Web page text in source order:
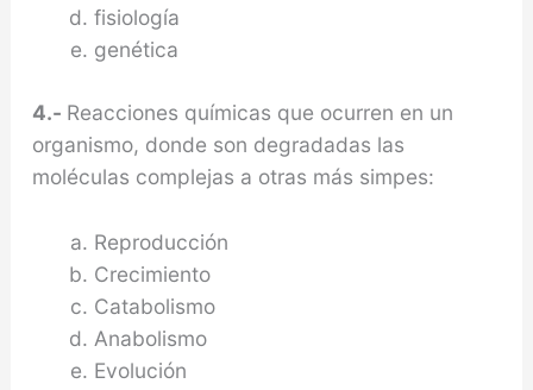
fisiología
genética
4.- Reacciones químicas que ocurren en un
organismo, donde son degradadas las
moléculas complejas a otras más simpes:
Reproducción
Crecimiento
Catabolismo
Anabolismo
Evolución